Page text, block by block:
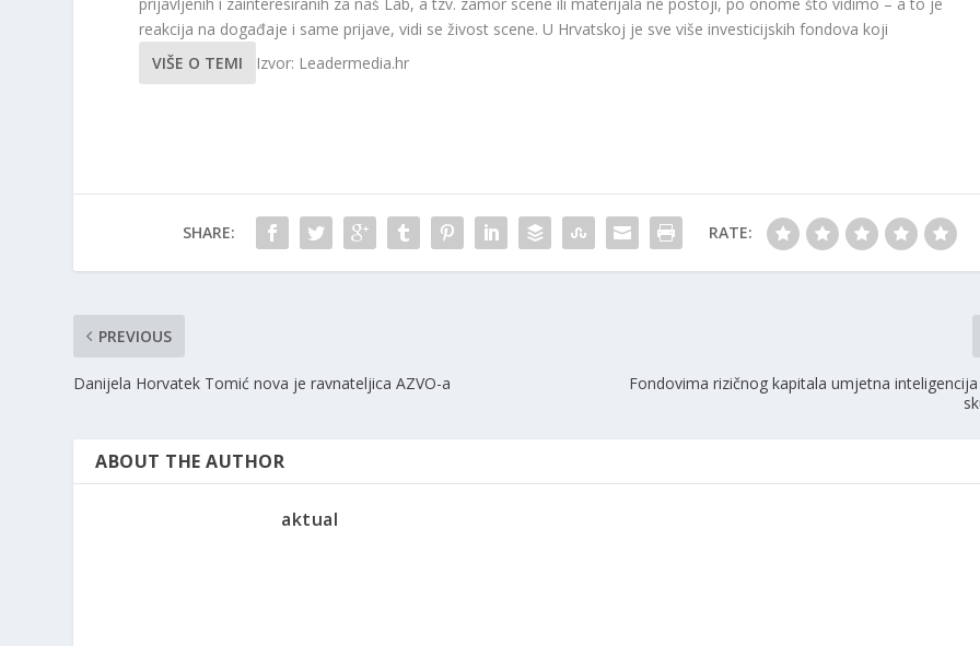
prijavljenih i zainteresiranih za naš Lab, a tzv. zamor scene ili materijala ne postoji, po onome što vidimo – a to je
reakcija na događaje i same prijave, vidi se živost scene. U Hrvatskoj je sve više investicijskih fondova koji
VIŠE O TEMI
Izvor: Leadermedia.hr
SHARE: RATE:
PREVIOUS
Danijela Horvatek Tomić nova je ravnateljica AZVO-a
Fondovima rizičnog kapitala umjetna
ABOUT THE AUTHOR
aktual